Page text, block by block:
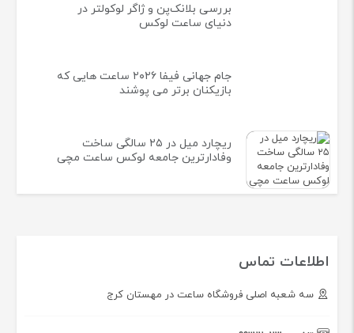
بررسی بلانک‌پن و ژاگر لوکولتر در
دنیای ساعت لوکس
جام جهانی فیفا ۲۰۲۶ ساعت هایی که
بازیکنان برتر می پوشند
ریچارد میل در ۲۵ سالگی ساخت
وفادارترین جامعه لوکس ساعت مچی
اطلاعات تماس
سه شعبه اصلی فروشگاه ساعت در مهستان کرج